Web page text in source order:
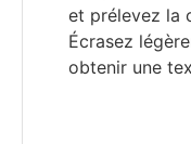
et prélevez la
Écrasez
obtenir une